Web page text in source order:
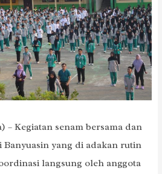
– Kegiatan senam bersama dan
Banyuasin yang di adakan rutin
langsung oleh anggota